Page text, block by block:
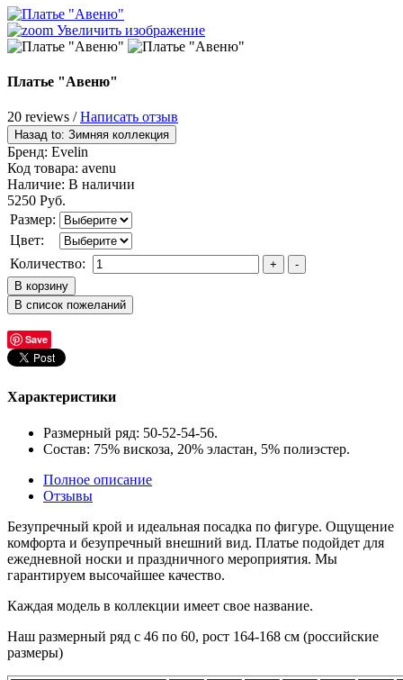
Увеличить изображение
Платье "Авеню"
20 reviews /Написать отзыв
Бренд: Evelin
Код товара: avenu
Наличие: В наличии
5250 Руб.
Размер:
Цвет:
Количество:
Save
Характеристики
Размерный ряд: 50-52-54-56.
Состав: 75% вискоза, 20% эластан, 5% полиэстер.
Полное описание
Отзывы
Безупречный крой и идеальная посадка по фигуре. Ощущение
комфорта и безупречный внешний вид. Платье подойдет для
ежедневной носки и праздничного мероприятия. Мы
гарантируем высочайшее качество.
Каждая модель в коллекции имеет свое название.
Наш размерный ряд с 46 по 60, рост 164-168 см (российские
размеры)